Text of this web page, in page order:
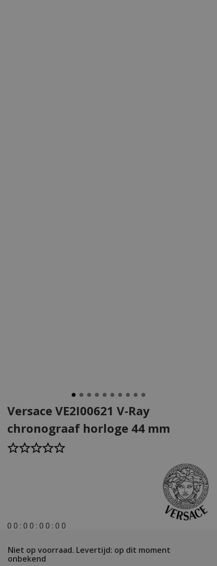
Versace VE2I00621 V-Ray
chronograaf horloge 44 mm
0 0 : 0 0 : 0 0 : 0 0
Niet op voorraad. Levertijd: op dit moment
onbekend